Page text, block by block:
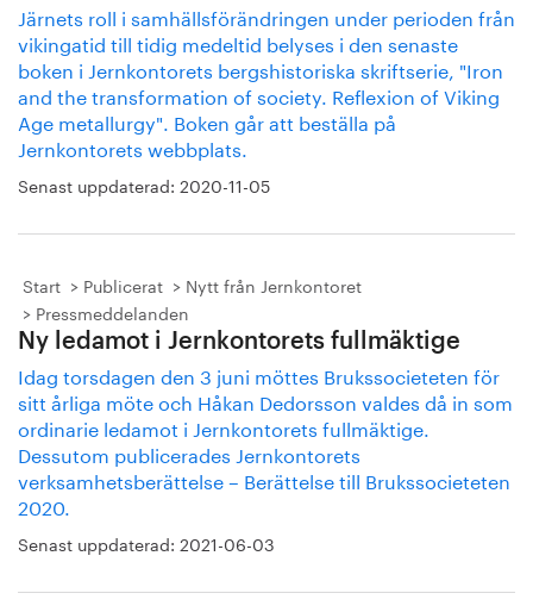
Järnets roll i samhällsförändringen under perioden från
vikingatid till tidig medeltid belyses i den senaste
boken i Jernkontorets bergshistoriska skriftserie, "Iron
and the transformation of society. Reflexion of Viking
Age metallurgy". Boken går att beställa på
Jernkontorets webbplats.
Senast uppdaterad: 2020-11-05
Start Publicerat
Nytt från Jernkontoret
Pressmeddelanden
Ny ledamot i Jernkontorets fullmäktige
Idag torsdagen den 3 juni möttes Brukssocieteten för
sitt årliga möte och Håkan Dedorsson valdes då in som
ordinarie ledamot i Jernkontorets fullmäktige.
Dessutom publicerades Jernkontorets
verksamhetsberättelse – Berättelse till Brukssocieteten
2020.
Senast uppdaterad: 2021-06-03